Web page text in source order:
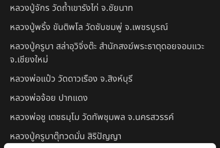
หลวงปู่จักร วัดถ้ำเขารังไก่ จ.ชัยนาท
หลวงปู่พริ้ง ขันติพโล วัดซับชมพู่ จ.เพชรบูรณ์
หลวงปู่ครูบา สล่าอุวิจิ่งต๊ะ สำนักสงฆ์พระธาตุดอยจอมแวะ
จ.เชียงใหม่
หลวงพ่อแป๋ว วัดดาวเรือง จ.สิงห์บุรี
หลวงพ่อจ้อย ปากแดง
หลวงพ่อชู เตชธมฺโม วัดทัพชุมพล จ.นครสวรรค์
หลวงปู่ครูบาตุ๊ทวดมั่น สิริปัญญา